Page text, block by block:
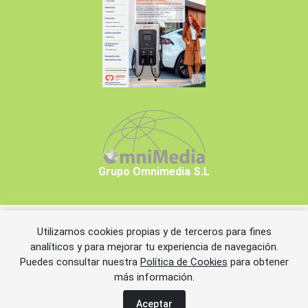
Utilizamos cookies propias y de terceros para fines
analíticos y para mejorar tu experiencia de navegación.
Puedes consultar nuestra Política de Cookies para obtener
más información.
Aceptar
Grupo Omnimedia S.L
Copyrights © 2026 Grupo Omnimedia S.L.
Política de privacidad
Política de cookies
Información adicional
Miembros de CEDRO